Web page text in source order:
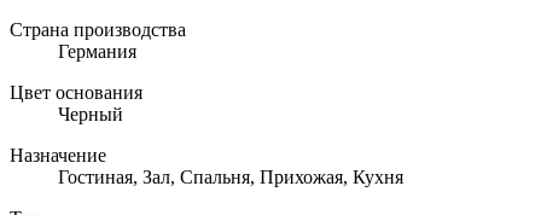
Страна производства
Германия
Цвет основания
Черный
Назначение
Гостиная, Зал, Спальня, Прихожая, Кухня